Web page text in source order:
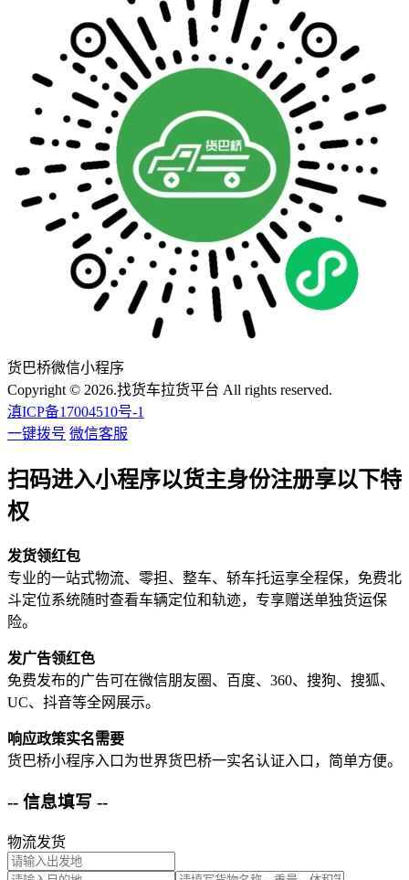
货巴桥微信小程序
Copyright © 2026.找货车拉货平台 All rights reserved.
滇ICP备17004510号-1
一键拨号 微信客服
扫码进入小程序以货主身份注册享以下特
权
发货领红包
专业的一站式物流、零担、整车、轿车托运享全程保，免费北
斗定位系统随时查看车辆定位和轨迹，专享赠送单独货运保
险。
发广告领红色
免费发布的广告可在微信朋友圈、百度、360、搜狗、搜狐、
UC、抖音等全网展示。
响应政策实名需要
货巴桥小程序入口为世界货巴桥一实名认证入口，简单方便。
-- 信息填写 --
物流发货